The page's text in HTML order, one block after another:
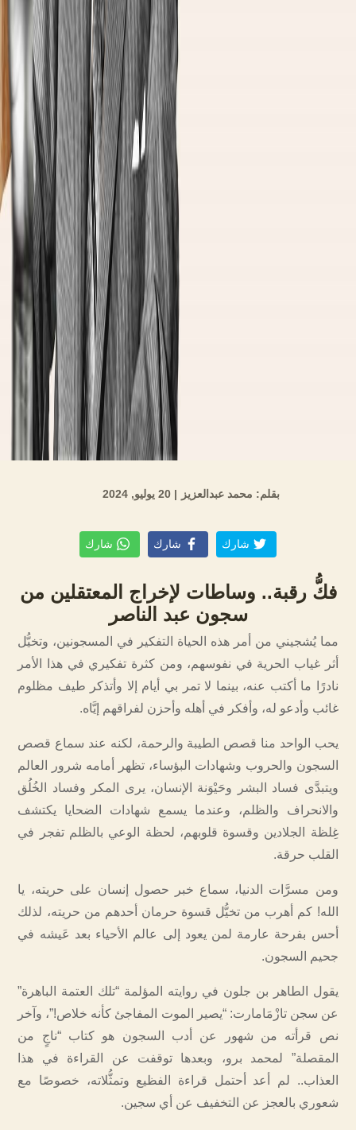
بقلم: محمد عبدالعزيز | 20 يوليو, 2024
شارك شارك شارك
فكُّ رقبة.. وساطات لإخراج المعتقلين من
سجون عبد الناصر
مما يُشجيني من أمر هذه الحياة التفكير في المسجونين، وتخيُّل
أثر غياب الحرية في نفوسهم، ومن كثرة تفكيري في هذا الأمر
نادرًا ما أكتب عنه، بينما لا تمر بي أيام إلا وأتذكر طيف مظلوم
غائب وأدعو له، وأفكر في أهله وأحزن لفراقهم إيَّاه.
يحب الواحد منا قصص الطيبة والرحمة، لكنه عند سماع قصص
السجون والحروب وشهادات البؤساء، تظهر أمامه شرور العالم
ويتبدَّى فساد البشر وحَيْوَنة الإنسان، يرى المكر وفساد الخُلُق
والانحراف والظلم، وعندما يسمع شهادات الضحايا يكتشف
غِلظة الجلادين وقسوة قلوبهم، لحظة الوعي بالظلم تفجر في
القلب حرقة.
ومن مسرَّات الدنيا، سماع خبر حصول إنسان على حريته، يا
الله! كم أهرب من تخيُّل قسوة حرمان أحدهم من حريته، لذلك
أحس بفرحة عارمة لمن يعود إلى عالم الأحياء بعد عَيشه في
جحيم السجون.
يقول الطاهر بن جلون في روايته المؤلمة “تلك العتمة الباهرة”
عن سجن تازْمَامارت: “يصير الموت المفاجئ كأنه خلاص!”، وآخر
نص قرأته من شهور عن أدب السجون هو كتاب “ناجٍ من
المقصلة” لمحمد برو، وبعدها توقفت عن القراءة في هذا
العذاب.. لم أعد أحتمل قراءة الفظيع وتمثُّلاته، خصوصًا مع
شعوري بالعجز عن التخفيف عن أي سجين.